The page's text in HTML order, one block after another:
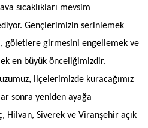
sıcaklıkları mevsim
Gençlerimizin serinlemek
göletlere girmesini engellemek ve
en büyük önceliğimizdir.
ilçelerimizde kuracağımız
sonra yeniden ayağa
Hilvan, Siverek ve Viranşehir açık